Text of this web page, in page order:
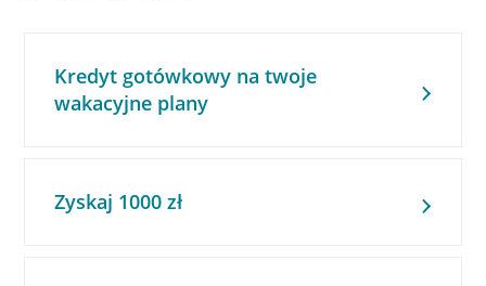
Kredyt gotówkowy na twoje
wakacyjne plany
Zyskaj 1000 zł